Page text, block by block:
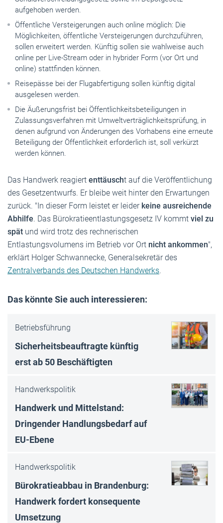
aufgehoben werden.
Öffentliche Versteigerungen auch online möglich: Die
Möglichkeiten, öffentliche Versteigerungen durchzuführen,
sollen erweitert werden. Künftig sollen sie wahlweise auch
online per Live-Stream oder in hybrider Form (vor Ort und
online) stattfinden können.
Reisepässe bei der Flugabfertigung sollen künftig digital
ausgelesen werden.
Die Äußerungsfrist bei Öffentlichkeitsbeteiligungen in
Zulassungsverfahren mit Umweltverträglichkeitsprüfung, in
denen aufgrund von Änderungen des Vorhabens eine erneute
Beteiligung der Öffentlichkeit erforderlich ist, soll verkürzt
werden können.
Das Handwerk reagiert enttäuscht auf die Veröffentlichung
des Gesetzentwurfs. Er bleibe weit hinter den Erwartungen
zurück. "In dieser Form leistet er leider keine ausreichende
Abhilfe. Das Bürokratieentlastungsgesetz IV kommt viel zu
spät und wird trotz des rechnerischen
Entlastungsvolumens im Betrieb vor Ort nicht ankommen",
erklärt Holger Schwannecke, Generalsekretär des
Zentralverbands des Deutschen Handwerks.
Das könnte Sie auch interessieren:
Betriebsführung
Sicherheitsbeauftragte künftig
erst ab 50 Beschäftigten
Handwerkspolitik
Handwerk und Mittelstand:
Dringender Handlungsbedarf auf
EU-Ebene
Handwerkspolitik
Bürokratieabbau in Brandenburg:
Handwerk fordert konsequente
Umsetzung